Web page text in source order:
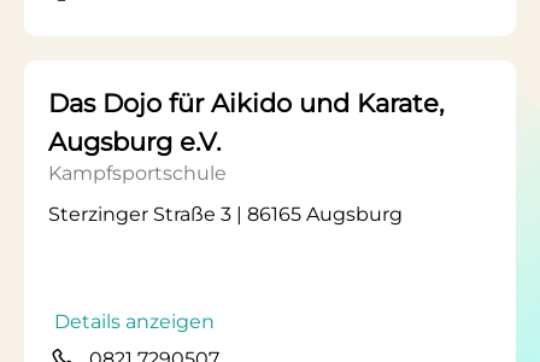
Das Dojo für Aikido und Karate,
Augsburg e.V.
Kampfsportschule
Sterzinger Straße 3 | 86165 Augsburg
Details anzeigen